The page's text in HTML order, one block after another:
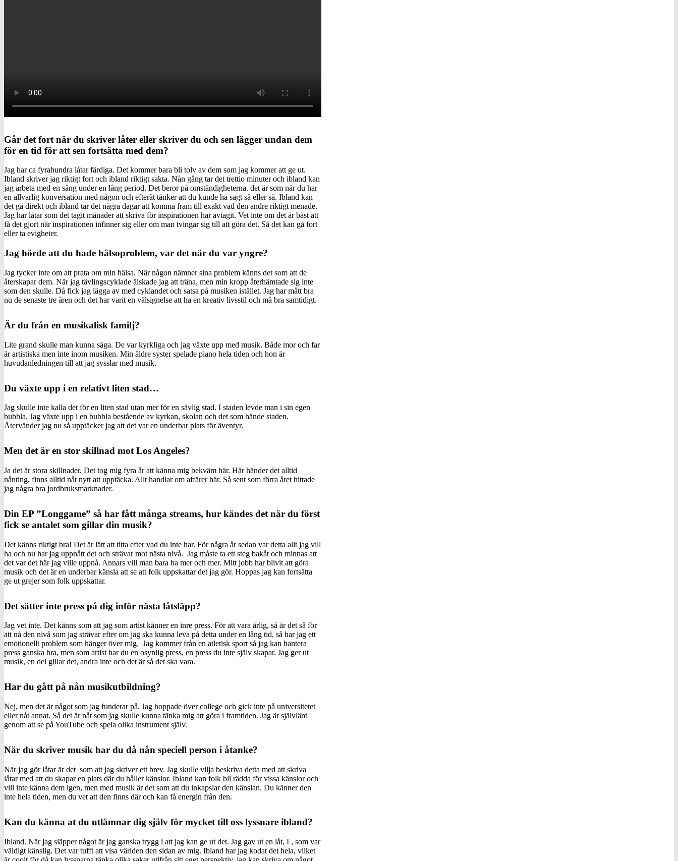
Går det fort när du skriver låter eller skriver du och sen lägger undan dem
för en tid för att sen fortsätta med dem?
Jag har ca fyrahundra låtar färdiga. Det kommer bara bli tolv av dem som jag kommer att ge ut.
Ibland skriver jag riktigt fort och ibland riktigt sakta. Nån gång tar det trettio minuter och ibland kan
jag arbeta med en sång under en lång period. Det beror på omständigheterna. det är som när du har
en allvarlig konversation med någon och efteråt tänker att du kunde ha sagt så eller så. Ibland kan
det gå direkt och ibland tar det några dagar att komma fram till exakt vad den andre riktigt menade.
Jag har låtar som det tagit månader att skriva för inspirationen har avtagit. Vet inte om det är bäst att
få det gjort när inspirationen infinner sig eller om man tvingar sig till att göra det. Så det kan gå fort
eller ta evigheter.
Jag hörde att du hade hälsoproblem, var det när du var yngre?
Jag tycker inte om att prata om min hälsa. När någon nämner sina problem känns det som att de
återskapar dem. När jag tävlingscyklade älskade jag att träna, men min kropp återhämtade sig inte
som den skulle. Då fick jag lägga av med cyklandet och satsa på musiken istället. Jag har mått bra
nu de senaste tre åren och det har varit en välsignelse att ha en kreativ livsstil och må bra samtidigt.
Är du från en musikalisk familj?
Lite grand skulle man kunna säga. De var kyrkliga och jag växte upp med musik. Både mor och far
är artistiska men inte inom musiken. Min äldre syster spelade piano hela tiden och hon är
huvudanledningen till att jag sysslar med musik.
Du växte upp i en relativt liten stad…
Jag skulle inte kalla det för en liten stad utan mer för en sävlig stad. I staden levde man i sin egen
bubbla. Jag växte upp i en bubbla bestående av kyrkan, skolan och det som hände staden.
Återvänder jag nu så upptäcker jag att det var en underbar plats för äventyr.
Men det är en stor skillnad mot Los Angeles?
Ja det är stora skillnader. Det tog mig fyra år att känna mig bekväm här. Här händer det alltid
nånting, finns alltid nåt nytt att upptäcka. Allt handlar om affärer här. Så sent som förra året hittade
jag några bra jordbruksmarknader.
Din EP ”Longgame” så har fått många streams, hur kändes det när du först
fick se antalet som gillar din musik?
Det känns riktigt bra! Det är lätt att titta efter vad du inte har. För några år sedan var detta allt jag vill
ha och nu har jag uppnått det och strävar mot nästa nivå. Jag måste ta ett steg bakåt och minnas att
det var det här jag ville uppnå. Annars vill man bara ha mer och mer. Mitt jobb har blivit att göra
musik och det är en underbar känsla att se att folk uppskattar det jag gör. Hoppas jag kan fortsätta
ge ut grejer som folk uppskattar.
Det sätter inte press på dig inför nästa låtsläpp?
Jag vet inte. Det känns som att jag som artist känner en inre press. För att vara ärlig, så är det så för
att nå den nivå som jag strävar efter om jag ska kunna leva på detta under en lång tid, så har jag ett
emotionellt problem som hänger över mig. Jag kommer från en atletisk sport så jag kan hantera
press ganska bra, men som artist har du en osynlig press, en press du inte själv skapar. Jag ger ut
musik, en del gillar det, andra inte och det är så det ska vara.
Har du gått på nån musikutbildning?
Nej, men det är något som jag funderar på. Jag hoppade över college och gick inte på universitetet
eller nåt annat. Så det är nåt som jag skulle kunna tänka mig att göra i framtiden. Jag är självlärd
genom att se på YouTube och spela olika instrument själv.
När du skriver musik har du då nån speciell person i åtanke?
När jag gör låtar är det som att jag skriver ett brev. Jag skulle vilja beskriva detta med att skriva
låtar med att du skapar en plats där du håller känslor. Ibland kan folk bli rädda för vissa känslor och
vill inte känna dem igen, men med musik är det som att du inkapslar den känslan. Du känner den
inte hela tiden, men du vet att den finns där och kan få energin från den.
Kan du känna at du utlämnar dig själv för mycket till oss lyssnare ibland?
Ibland. När jag släpper något är jag ganska trygg i att jag kan ge ut det. Jag gav ut en låt, I , som var
väldigt känslig. Det var tufft att visa världen den sidan av mig. Ibland har jag kodat det hela, vilket